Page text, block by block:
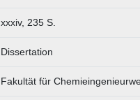
xxxiv, 235 S.
Dissertation
Fakultät für